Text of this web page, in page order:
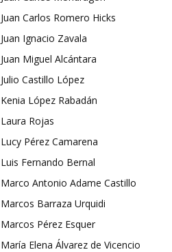
Juan Carlos Romero Hicks
Juan Ignacio Zavala
Juan Miguel Alcántara
Julio Castillo López
Kenia López Rabadán
Laura Rojas
Lucy Pérez Camarena
Luis Fernando Bernal
Marco Antonio Adame Castillo
Marcos Barraza Urquidi
Marcos Pérez Esquer
María Elena Álvarez de Vicencio